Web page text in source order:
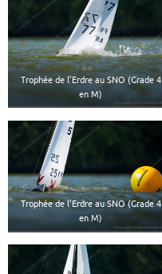
Trophée de l’Erdre au SNO (Grade 4
en M)
Trophée de l’Erdre au SNO (Grade 4
en M)